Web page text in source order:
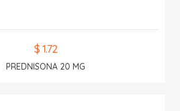
$ 1.72
PREDNISONA 20 MG